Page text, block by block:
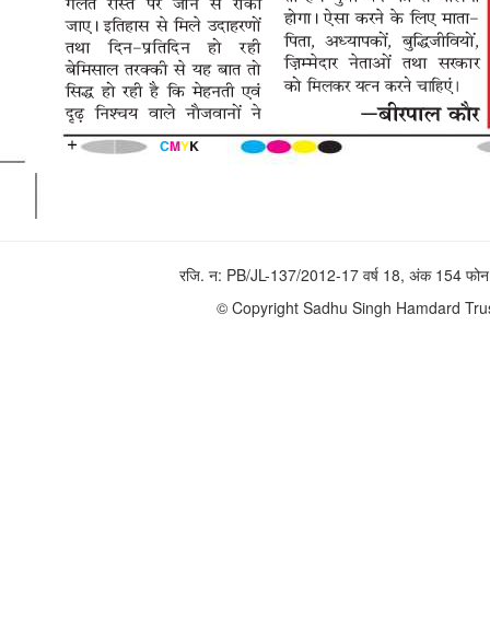
रजि. न: PB/JL-137/2012-17 वर्ष 18, अंक 154
© Copyright Sadhu Singh Hamdard